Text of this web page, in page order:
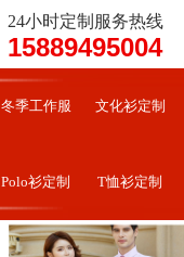
24小时定制服务热线
15889495004
冬季工作服 文化衫定制
Polo衫定制 T恤衫定制